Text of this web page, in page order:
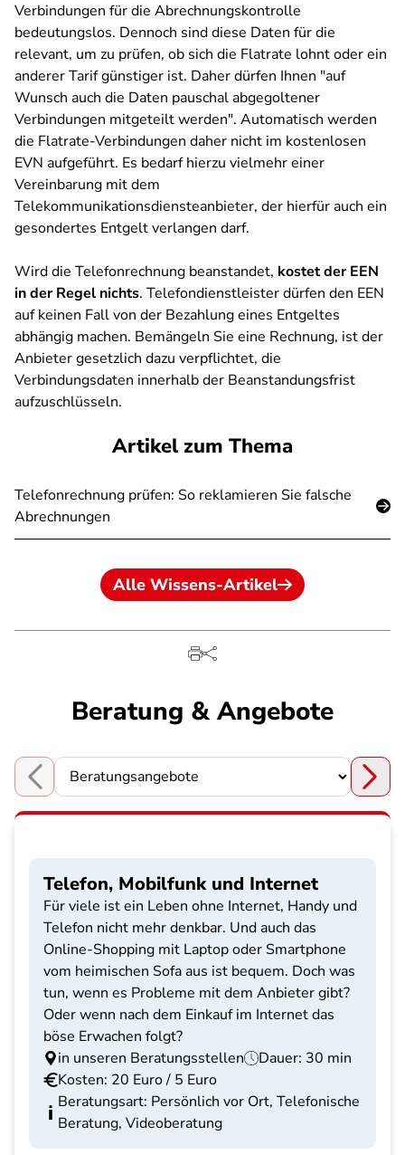
Verbindungen für die Abrechnungskontrolle
bedeutungslos. Dennoch sind diese Daten für die
relevant, um zu prüfen, ob sich die Flatrate lohnt oder ein
anderer Tarif günstiger ist. Daher dürfen Ihnen "auf
Wunsch auch die Daten pauschal abgegoltener
Verbindungen mitgeteilt werden". Automatisch werden
die Flatrate-Verbindungen daher nicht im kostenlosen
EVN aufgeführt. Es bedarf hierzu vielmehr einer
Vereinbarung mit dem
Telekommunikationsdiensteanbieter, der hierfür auch ein
gesondertes Entgelt verlangen darf.
Wird die Telefonrechnung beanstandet, kostet der EEN
in der Regel nichts. Telefondienstleister dürfen den EEN
auf keinen Fall von der Bezahlung eines Entgeltes
abhängig machen. Bemängeln Sie eine Rechnung, ist der
Anbieter gesetzlich dazu verpflichtet, die
Verbindungsdaten innerhalb der Beanstandungsfrist
aufzuschlüsseln.
Artikel zum Thema
Telefonrechnung prüfen: So reklamieren Sie falsche
Abrechnungen
Alle Wissens-Artikel
Beratung & Angebote
Choose a section
Telefon, Mobilfunk und Internet
Für viele ist ein Leben ohne Internet, Handy und
Telefon nicht mehr denkbar. Und auch das
Online-Shopping mit Laptop oder Smartphone
vom heimischen Sofa aus ist bequem. Doch was
tun, wenn es Probleme mit dem Anbieter gibt?
Oder wenn nach dem Einkauf im Internet das
böse Erwachen folgt?
in unseren Beratungsstellen
Dauer: 30 min
Kosten: 20 Euro / 5 Euro
Beratungsart: Persönlich vor Ort, Telefonische
Beratung, Videoberatung